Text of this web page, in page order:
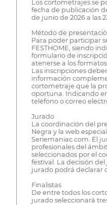
Los cortometrajes se
fecha de publicación
de junio de 2026 a las
Método de
Para poder participar
FESTHOME, siendo
formulario de
atenerse a los
Las inscripciones
información
cortometraje que la
oportuna. Indicando
teléfono o correo
Jurado
La coordinación del
Negra y la web
Seriemaniac.com. El
profesionales del
seleccionados por el
festival. La decisión
jurado podrá declarar
Finalistas
De entre todos los
jurado seleccionará